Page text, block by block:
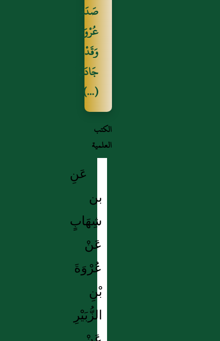
صَدَقَ
عُرْوَةُ
وَقَدْ
جَادَلَهَا
(...)
الكتب
العلمية
عَنِ
بن
شِهَابٍ
عَنْ
عُرْوَةَ
بْنِ
الزُّبَيْرِ